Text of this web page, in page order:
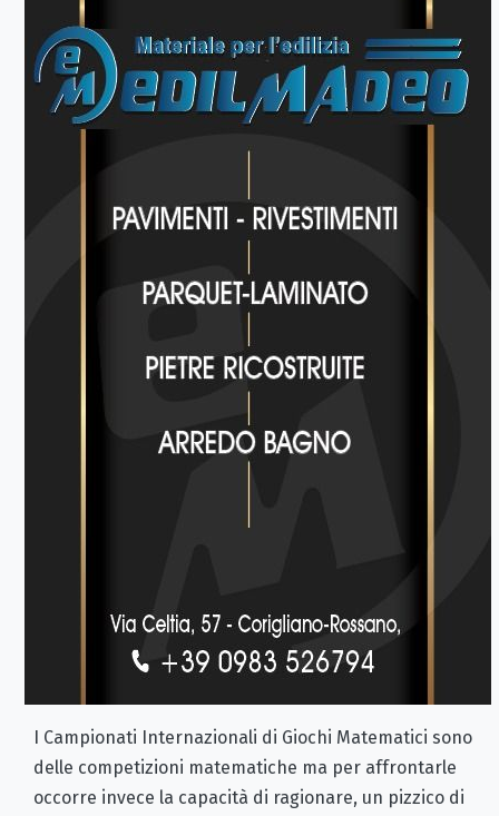
I Campionati Internazionali di Giochi Matematici sono
delle competizioni matematiche ma per affrontarle
occorre invece la capacità di ragionare, un pizzico di